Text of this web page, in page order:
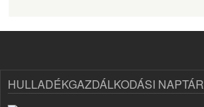
HULLADÉKGAZDÁLKODÁSI NAPTÁR